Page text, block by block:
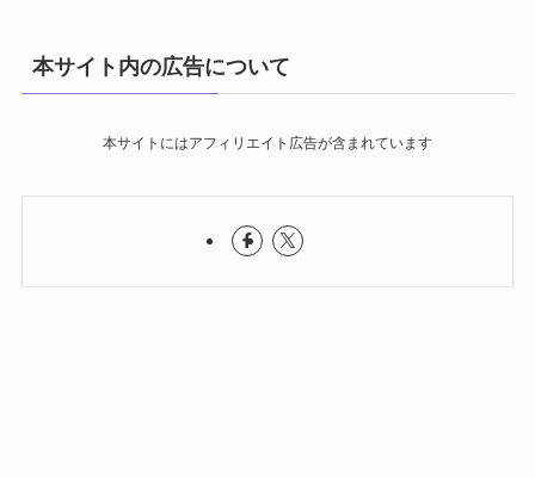
本サイト内の広告について
本サイトにはアフィリエイト広告が含まれています